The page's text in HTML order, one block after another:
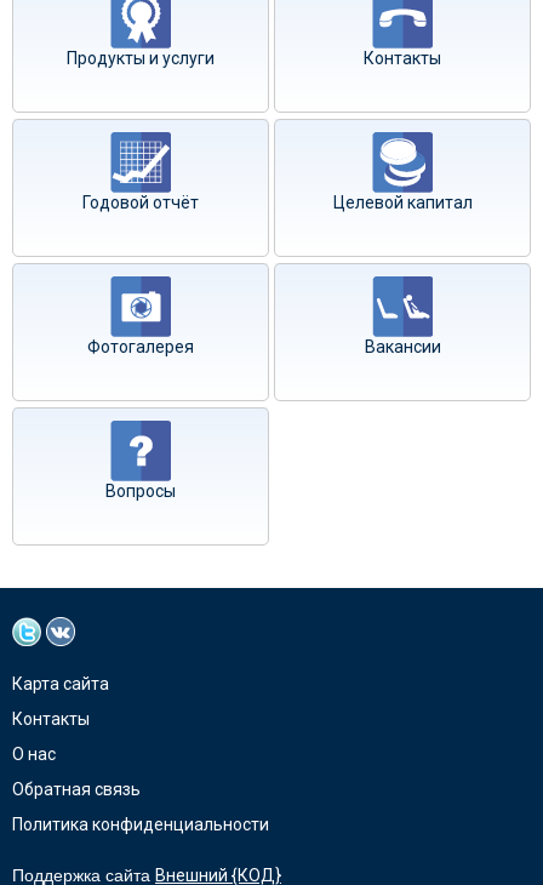
Продукты и услуги Контакты
Годовой отчёт Целевой капитал
Фотогалерея Вакансии
Вопросы
Карта сайта
Контакты
О нас
Обратная связь
Политика конфиденциальности
Поддержка сайта Внешний {КОД}